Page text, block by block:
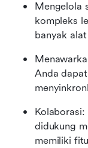
Mengelola
kompleks
banyak
Anda
didukung
memiliki